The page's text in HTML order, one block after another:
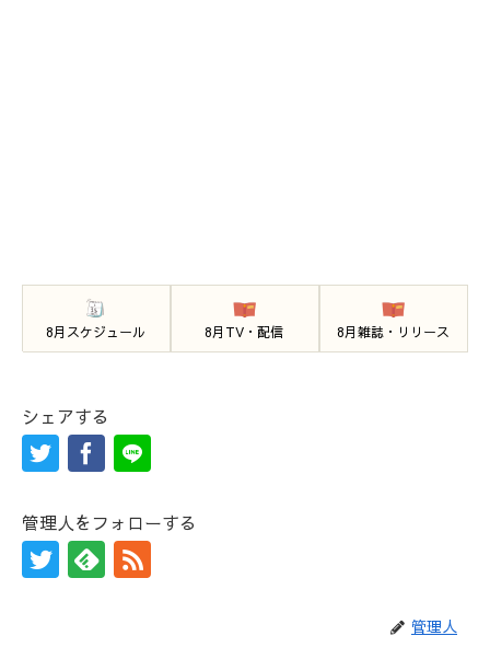
8月スケジュール 8月TV・配信 8月雑誌・リリース
シェアする
管理人をフォローする
管理人